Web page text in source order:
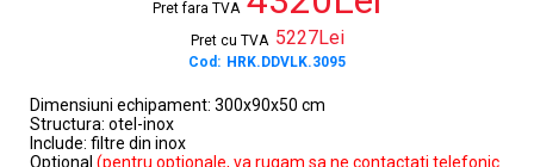
Pret fara TVA
Pret cu TVA 5227Lei
Cod: HRK.DDVLK.3095
Dimensiuni echipament: 300x90x50 cm
Structura: otel-inox
Include: filtre din inox
Optional (pentru optionale, va rugam sa ne contactati telefonic